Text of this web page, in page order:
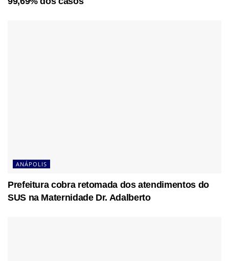
ANÁPOLIS
Prefeitura cobra retomada dos atendimentos do
SUS na Maternidade Dr. Adalberto